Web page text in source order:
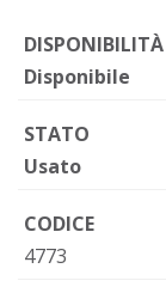
DISPONIBILITÀ
Disponibile
STATO
Usato
CODICE
4773